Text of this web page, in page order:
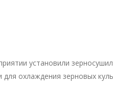
установили
охлаждения зерновых